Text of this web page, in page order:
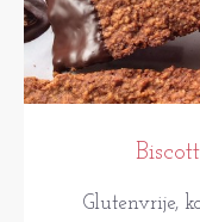
Glutenvrije,